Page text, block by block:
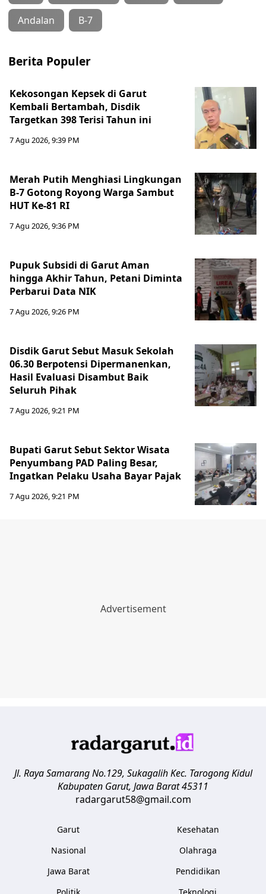
Andalan B-7
Berita Populer
Kekosongan Kepsek di Garut
Kembali Bertambah, Disdik
Targetkan 398 Terisi Tahun ini
7 Agu 2026, 9:39 PM
Merah Putih Menghiasi Lingkungan
B-7 Gotong Royong Warga Sambut
HUT Ke-81 RI
7 Agu 2026, 9:36 PM
Pupuk Subsidi di Garut Aman
hingga Akhir Tahun, Petani Diminta
Perbarui Data NIK
7 Agu 2026, 9:26 PM
Disdik Garut Sebut Masuk Sekolah
06.30 Berpotensi Dipermanenkan,
Hasil Evaluasi Disambut Baik
Seluruh Pihak
7 Agu 2026, 9:21 PM
Bupati Garut Sebut Sektor Wisata
Penyumbang PAD Paling Besar,
Ingatkan Pelaku Usaha Bayar Pajak
7 Agu 2026, 9:21 PM
Jl. Raya Samarang No.129, Sukagalih Kec. Tarogong Kidul
Kabupaten Garut, Jawa Barat45311
radargarut58@gmail.com
Garut
Nasional
Jawa Barat
Politik
Kesehatan
Olahraga
Pendidikan
Teknologi